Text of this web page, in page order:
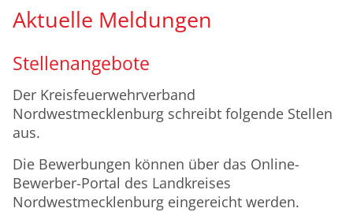
weiterlesen...
Aktuelle Meldungen
Stellenangebote
Der Kreisfeuerwehrverband
Nordwestmecklenburg schreibt folgende Stellen
aus.
Die Bewerbungen können über das Online-
Bewerber-Portal des Landkreises
Nordwestmecklenburg eingereicht werden.